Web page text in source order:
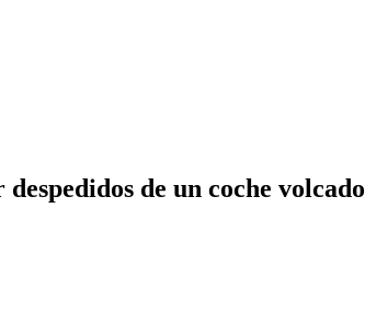
de un coche volcado